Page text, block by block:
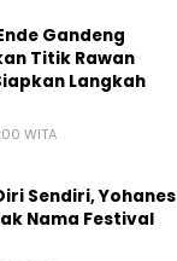
Gandeng
Titik Rawan
Langkah
WITA
Sendiri, Yohanes
Nama Festival